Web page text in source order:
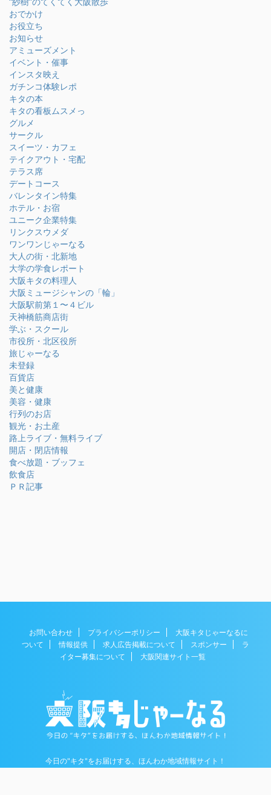
おでかけ
お役立ち
お知らせ
アミューズメント
イベント・催事
インスタ映え
ガチンコ体験レポ
キタの本
キタの看板ムスメっ
グルメ
サークル
スイーツ・カフェ
テイクアウト・宅配
テラス席
デートコース
バレンタイン特集
ホテル・お宿
ユニーク企業特集
リンクスウメダ
ワンワンじゃーなる
大人の街・北新地
大学の学食レポート
大阪キタの料理人
大阪ミュージシャンの「輪」
大阪駅前第１〜４ビル
天神橋筋商店街
学ぶ・スクール
市役所・北区役所
旅じゃーなる
未登録
百貨店
美と健康
美容・健康
行列のお店
観光・お土産
路上ライブ・無料ライブ
開店・閉店情報
食べ放題・ブッフェ
飲食店
ＰＲ記事
お問い合わせ プライバシーポリシー
大阪キタじゃーなるに
ついて
情報提供 求人広告掲載について スポンサー
ラ
イター募集について
大阪関連サイト一覧
今日の"キタ"をお届けする、ほんわか地域情報サイト！